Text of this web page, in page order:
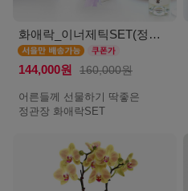
화애락_이너제틱SET(정관장_서울)
144,000원 160,000원
어른들께 선물하기 딱좋은
정관장 화애락SET